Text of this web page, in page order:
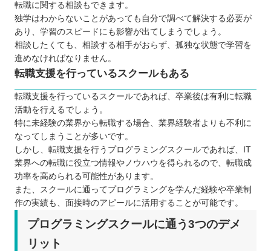
転職に関する相談もできます。
独学はわからないことがあっても自分で調べて解決する必要が
あり、学習のスピードにも影響が出てしまうでしょう。
相談したくても、相談する相手がおらず、孤独な状態で学習を
進めなければなりません。
転職支援を行っているスクールもある
転職支援を行っているスクールであれば、卒業後は有利に転職
活動を行えるでしょう。
特に未経験の業界から転職する場合、業界経験者よりも不利に
なってしまうことが多いです。
しかし、転職支援を行うプログラミングスクールであれば、IT
業界への転職に役立つ情報やノウハウを得られるので、転職成
功率を高められる可能性があります。
また、スクールに通ってプログラミングを学んだ経験や卒業制
作の実績も、面接時のアピールに活用することが可能です。
プログラミングスクールに通う3つのデメ
リット